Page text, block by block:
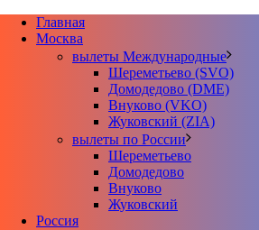
Главная
Москва
вылеты Международные
Шереметьево (SVO)
Домодедово (DME)
Внуково (VKO)
Жуковский (ZIA)
вылеты по России
Шереметьево
Домодедово
Внуково
Жуковский
Россия